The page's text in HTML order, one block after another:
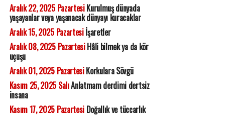
Aralık 22, 2025 PazartesiKurulmuş dünyada
yaşayanlar veya yaşanacak dünyayı kuracaklar
Aralık 15, 2025 Pazartesiİşaretler
Aralık 08, 2025 PazartesiHâli bilmek ya da kör
uçuşu
Aralık 01, 2025 PazartesiKorkulara Sövgü
Kasım 25, 2025 SalıAnlatmam derdimi dertsiz
insana
Kasım 17, 2025 PazartesiDoğallık ve tüccarlık